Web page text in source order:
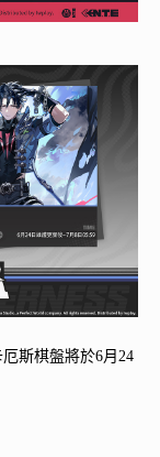
斯棋盤將於6月24